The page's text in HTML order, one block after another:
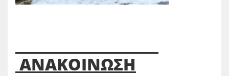
ΑΝΑΚΟΙΝΩΣΗ